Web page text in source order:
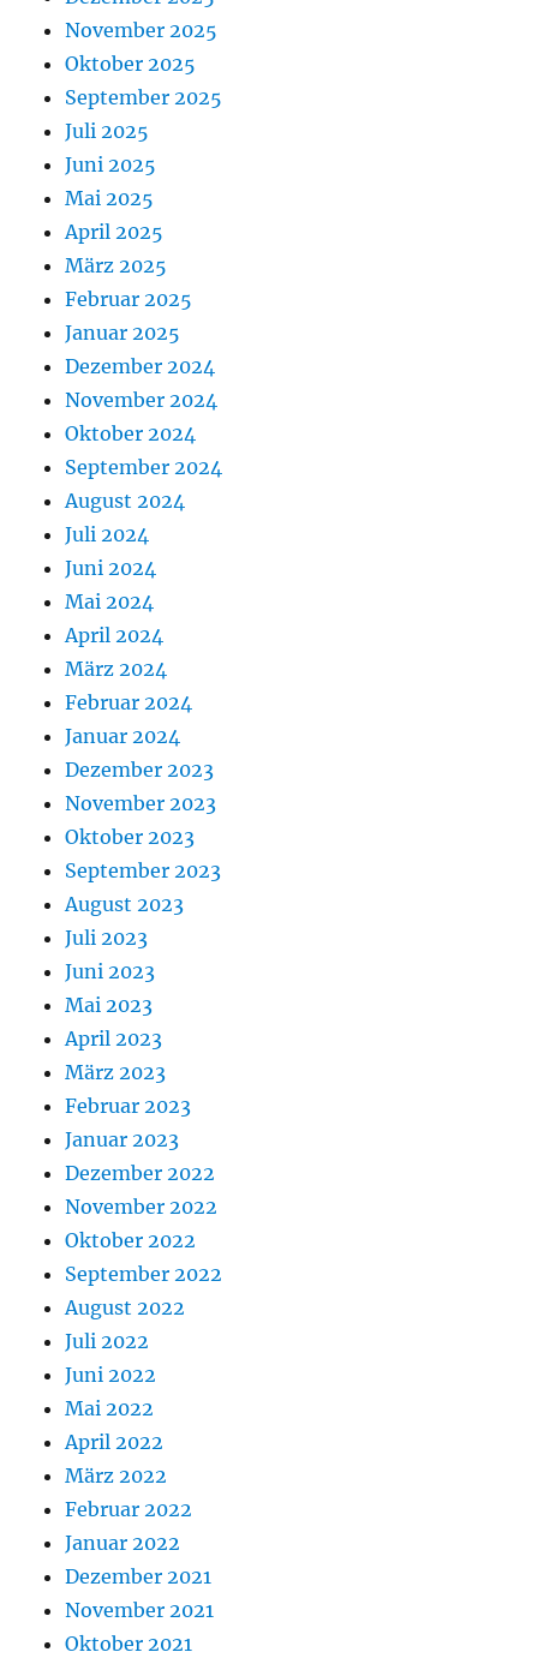
November 2025
Oktober 2025
September 2025
Juli 2025
Juni 2025
Mai 2025
April 2025
März 2025
Februar 2025
Januar 2025
Dezember 2024
November 2024
Oktober 2024
September 2024
August 2024
Juli 2024
Juni 2024
Mai 2024
April 2024
März 2024
Februar 2024
Januar 2024
Dezember 2023
November 2023
Oktober 2023
September 2023
August 2023
Juli 2023
Juni 2023
Mai 2023
April 2023
März 2023
Februar 2023
Januar 2023
Dezember 2022
November 2022
Oktober 2022
September 2022
August 2022
Juli 2022
Juni 2022
Mai 2022
April 2022
März 2022
Februar 2022
Januar 2022
Dezember 2021
November 2021
Oktober 2021